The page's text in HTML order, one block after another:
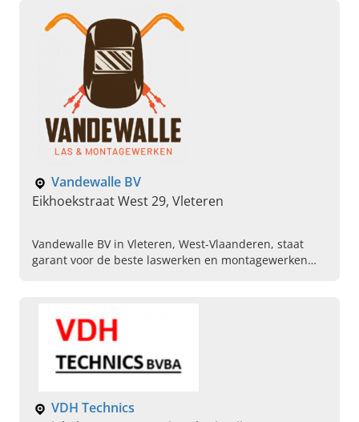
Vandewalle BV
Eikhoekstraat West 29, Vleteren
Vandewalle BV in Vleteren, West-Vlaanderen, staat
garant voor de beste laswerken en montagewerken
VDH Technics